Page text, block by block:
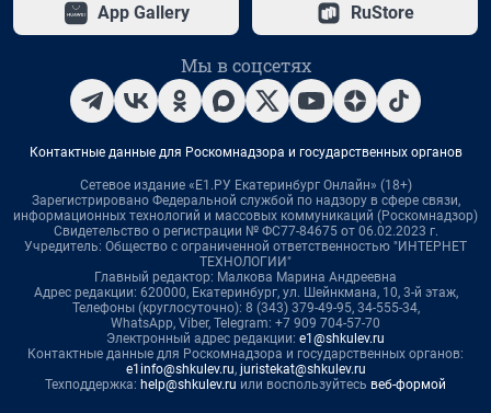
App Gallery RuStore
Мы в соцсетях
Контактные данные для Роскомнадзора и государственных органов
Сетевое издание «Е1.РУ Екатеринбург Онлайн» (18+)
Зарегистрировано Федеральной службой по надзору в сфере связи,
информационных технологий и массовых коммуникаций (Роскомнадзор)
Свидетельство о регистрации № ФС77-84675 от 06.02.2023 г.
Учредитель: Общество с ограниченной ответственностью "ИНТЕРНЕТ
ТЕХНОЛОГИИ"
Главный редактор: Малкова Марина Андреевна
Адрес редакции: 620000, Екатеринбург, ул. Шейнкмана, 10, 3-й этаж,
Телефоны (круглосуточно): 8 (343) 379-49-95, 34-555-34,
WhatsApp, Viber, Telegram: +7 909 704-57-70
Электронный адрес редакции: e1@shkulev.ru
Контактные данные для Роскомнадзора и государственных органов:
e1info@shkulev.ru, juristekat@shkulev.ru
Техподдержка: help@shkulev.ru или воспользуйтесь веб-формой